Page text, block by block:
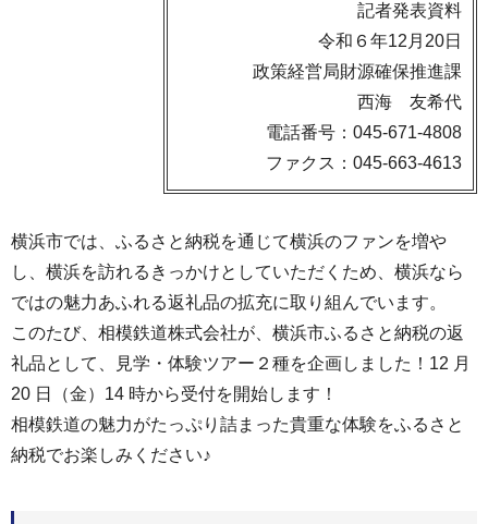
記者発表資料
令和６年12月20日
政策経営局財源確保推進課
西海 友希代
電話番号：045-671-4808
ファクス：045-663-4613
横浜市では、ふるさと納税を通じて横浜のファンを増や
し、横浜を訪れるきっかけとしていただくため、横浜なら
ではの魅力あふれる返礼品の拡充に取り組んでいます。
このたび、相模鉄道株式会社が、横浜市ふるさと納税の返
礼品として、見学・体験ツアー２種を企画しました！12 月
20 日（金）14 時から受付を開始します！
相模鉄道の魅力がたっぷり詰まった貴重な体験をふるさと
納税でお楽しみください♪